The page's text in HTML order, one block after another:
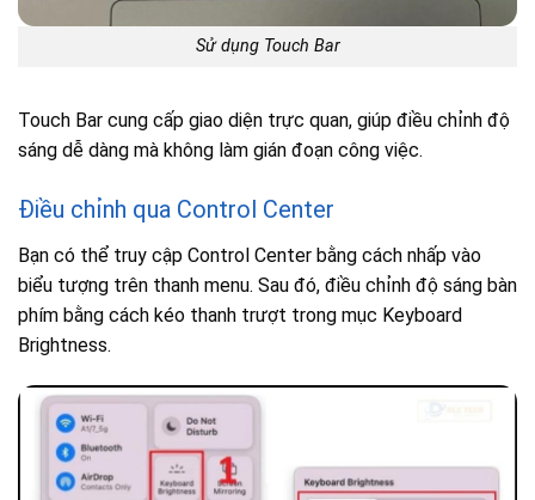
Sử dụng Touch Bar
Touch Bar cung cấp giao diện trực quan, giúp điều chỉnh độ
sáng dễ dàng mà không làm gián đoạn công việc.
Điều chỉnh qua Control Center
Bạn có thể truy cập Control Center bằng cách nhấp vào
biểu tượng trên thanh menu. Sau đó, điều chỉnh độ sáng bàn
phím bằng cách kéo thanh trượt trong mục Keyboard
Brightness.